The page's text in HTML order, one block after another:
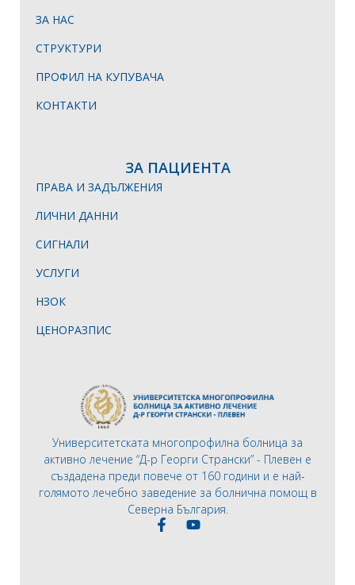
Университетската многопрофилна болница за
активно лечение “Д-р Георги Странски” - Плевен е
създадена преди повече от 160 години и е най-
голямото лечебно заведение за болнична помощ в
Северна България.
ЗА НАС
СТРУКТУРИ
ПРОФИЛ НА КУПУВАЧА
КОНТАКТИ
ЗА ПАЦИЕНТА
ПРАВА И ЗАДЪЛЖЕНИЯ
ЛИЧНИ ДАННИ
СИГНАЛИ
УСЛУГИ
НЗОК
ЦЕНОРАЗПИС